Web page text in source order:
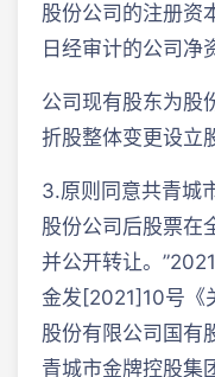
股份公司的注册资
日经审计的公司净
公司现有股东为股
折股整体变更设立
3.原则同意共青城
股份公司后股票在
并公开转让。
金发[2021]10号《
股份有限公司国有
青城市金牌控股集